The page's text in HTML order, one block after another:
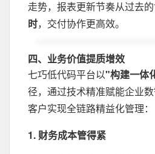
走势，报表更新节奏从过去的
时，交付协作更高效。
四、业务价值提质增效
七巧低代码平台以"构建一体
径，通过技术精准赋能企业
客户实现全链路精益化管理：
‌1. 财务成本管得紧‌